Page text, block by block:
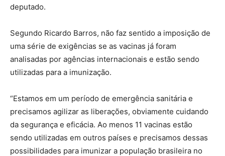
deputado.
Segundo Ricardo Barros, não faz sentido a imposição de
uma série de exigências se as vacinas já foram
analisadas por agências internacionais e estão sendo
utilizadas para a imunização.
“Estamos em um período de emergência sanitária e
precisamos agilizar as liberações, obviamente cuidando
da segurança e eficácia. Ao menos 11 vacinas estão
sendo utilizadas em outros países e precisamos dessas
possibilidades para imunizar a população brasileira no